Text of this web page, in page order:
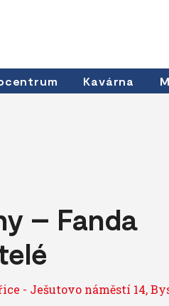
Kavárna
– Fanda
- Ješutovo náměstí 14,